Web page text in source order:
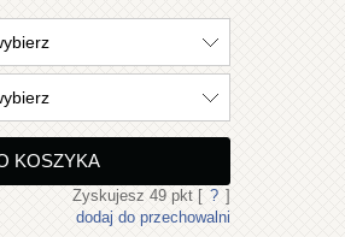
KOSZYKA
Zyskujesz 49pkt [ ? ]
dodaj do przechowalni